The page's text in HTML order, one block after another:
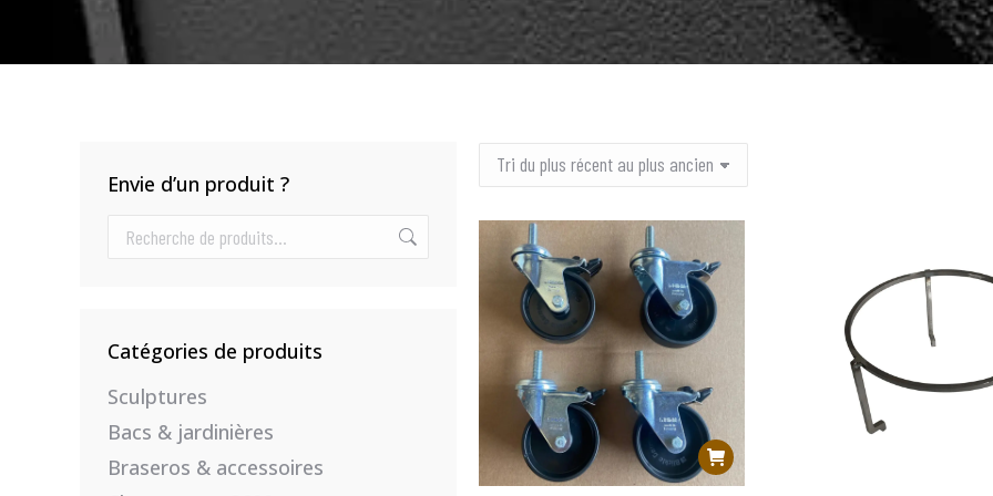
Envie d’un produit ?
Catégories de produits
Sculptures
Bacs & jardinières
Braseros & accessoires